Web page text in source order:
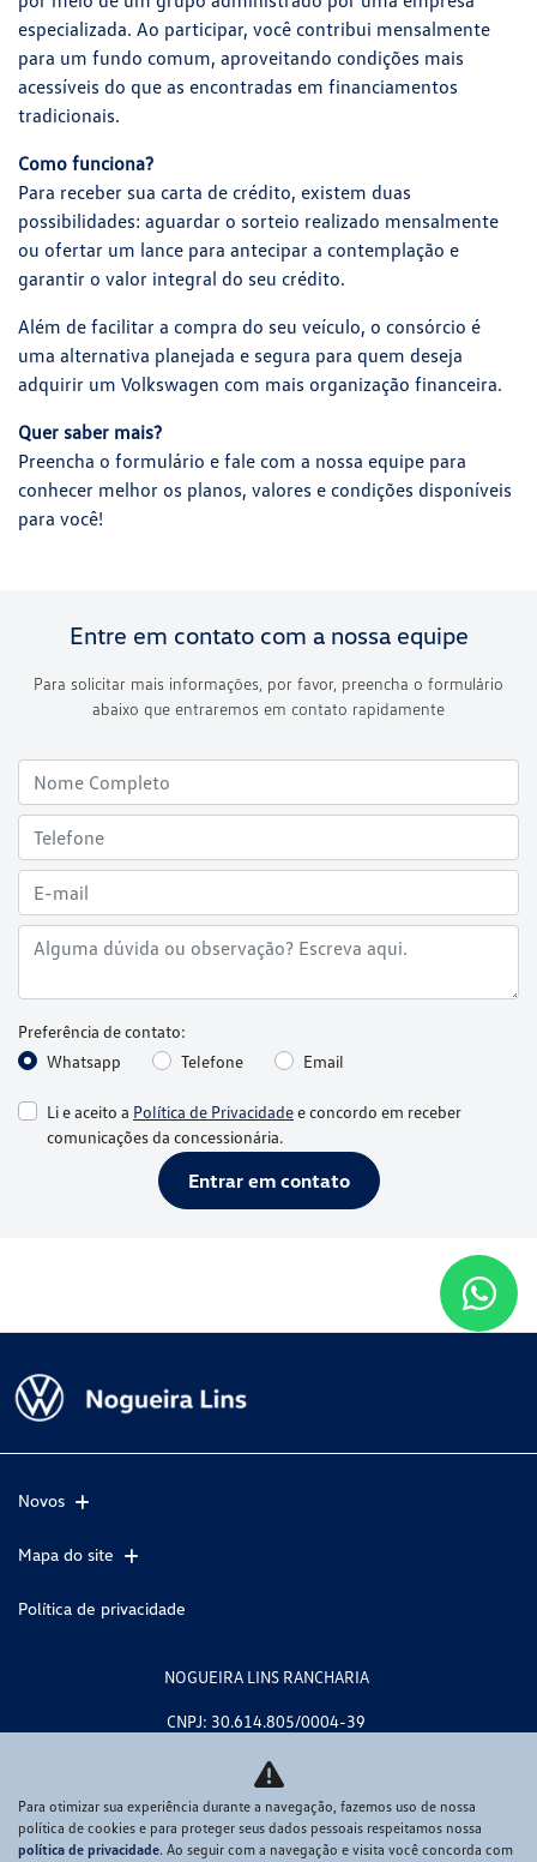
especializada. Ao participar, você contribui mensalmente
para um fundo comum, aproveitando condições mais
acessíveis do que as encontradas em financiamentos
tradicionais.
Como funciona?
Para receber sua carta de crédito, existem duas
possibilidades: aguardar o sorteio realizado mensalmente
ou ofertar um lance para antecipar a contemplação e
garantir o valor integral do seu crédito.
Além de facilitar a compra do seu veículo, o consórcio é
uma alternativa planejada e segura para quem deseja
adquirir um Volkswagen com mais organização financeira.
Quer saber mais?
Preencha o formulário e fale com a nossa equipe para
conhecer melhor os planos, valores e condições disponíveis
para você!
Entre em contato com a nossa equipe
Para solicitar mais informações, por favor, preencha o formulário
abaixo que entraremos em contato rapidamente
Preferência de contato:
Whatsapp
Telefone Email
Li e aceito a Política de Privacidadee concordo em receber
comunicações da concessionária.
Entrar em contato
Novos
Mapa do site
Política de privacidade
NOGUEIRA LINS RANCHARIA
CNPJ: 30.614.805/0004-39
No trânsito, enxergar o outro salva
Para otimizar sua experiência durante a navegação, fazemos uso de nossa
política de cookies e para proteger seus dados pessoais respeitamos nossa
política de privacidade. Ao seguir com a navegação e visita você concorda com